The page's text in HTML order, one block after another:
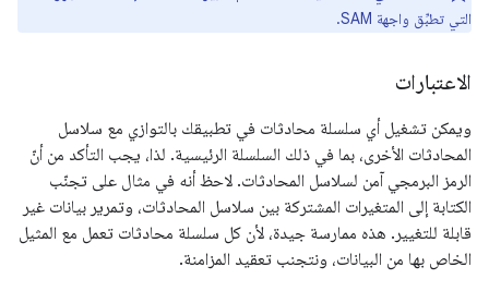
التي تطبِّق واجهة SAM.
الاعتبارات
ويمكن تشغيل أي سلسلة محادثات في تطبيقك بالتوازي مع سلاسل
المحادثات الأخرى، بما في ذلك السلسلة الرئيسية. لذا، يجب التأكد من أنّ
الرمز البرمجي آمن لسلاسل المحادثات. لاحظ أنه في مثال على تجنّب
الكتابة إلى المتغيرات المشتركة بين سلاسل المحادثات، وتمرير بيانات غير
قابلة للتغيير. هذه ممارسة جيدة، لأن كل سلسلة محادثات تعمل مع المثيل
الخاص بها من البيانات، ونتجنب تعقيد المزامنة.